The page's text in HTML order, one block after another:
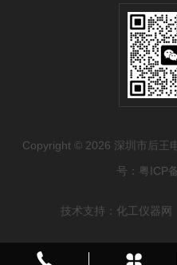
Copyright © 2026 深圳市后王
号：粤ICP
技术支持： 化工仪器网